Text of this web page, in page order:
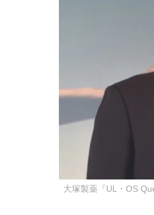
大塚製薬『UL・OS